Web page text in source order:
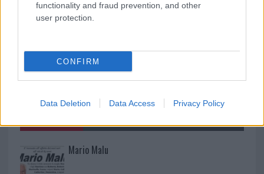
functionality and fraud prevention, and other
user protection.
CONFIRM
Data Deletion Data Access Privacy Policy
Mario Malu